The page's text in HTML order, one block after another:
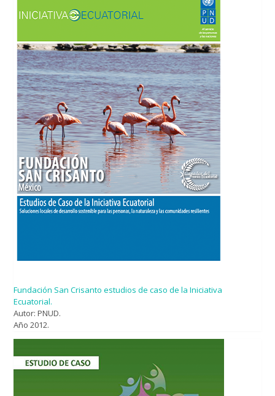
Fundación San Crisanto estudios de caso de la Iniciativa
Ecuatorial.
Autor: PNUD.
Año 2012.